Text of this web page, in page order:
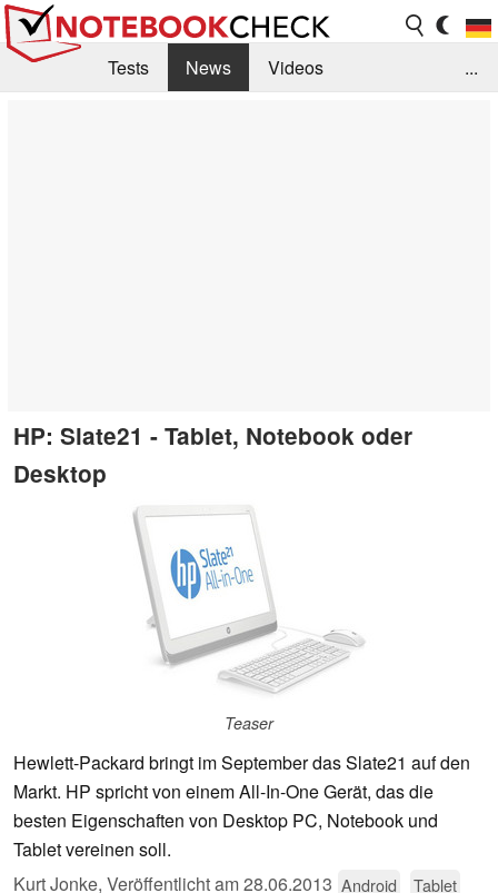
Tests News
Videos
...
HP: Slate21 - Tablet, Notebook oder
Desktop
Teaser
Hewlett-Packard bringt im September das Slate21 auf den
Markt. HP spricht von einem All-In-One Gerät, das die
besten Eigenschaften von Desktop PC, Notebook und
Tablet vereinen soll.
Kurt Jonke, Veröffentlicht am28.06.2013 Android Tablet